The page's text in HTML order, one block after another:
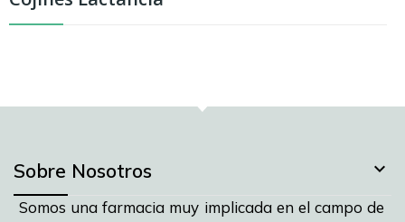
Sobre Nosotros 
Somos una farmacia muy implicada en el campo de